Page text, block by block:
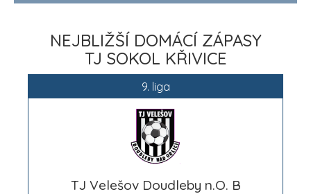
NEJBLIŽŠÍ DOMÁCÍ ZÁPASY
TJ SOKOL KŘIVICE
9. liga
TJ Velešov Doudleby n.O. B